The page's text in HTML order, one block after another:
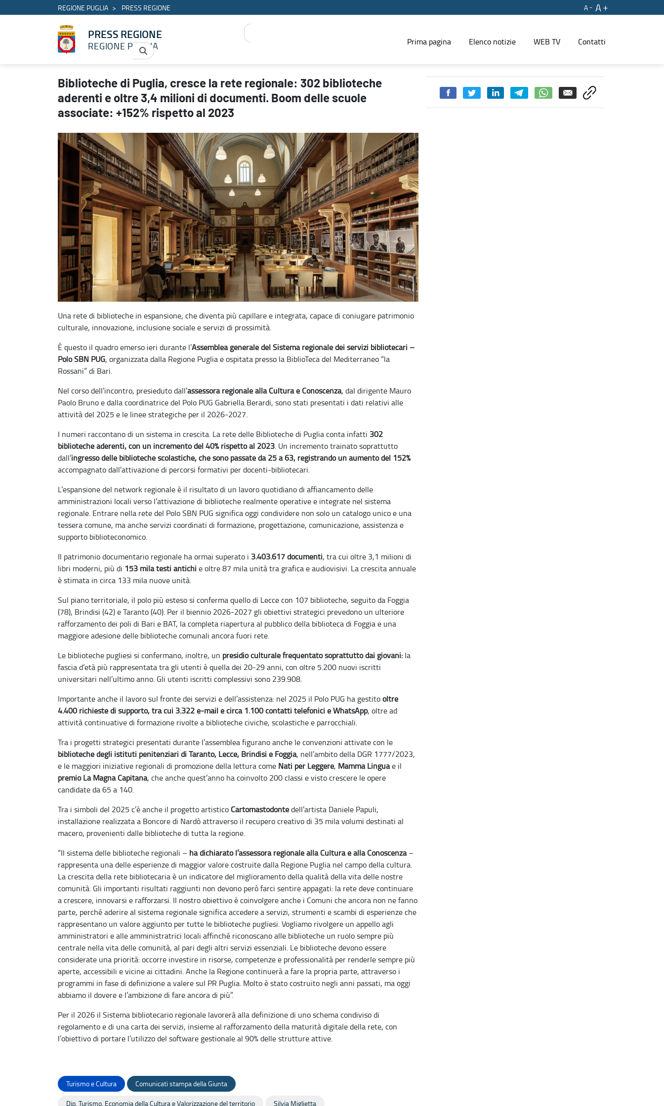
REGIONE PUGLIA PRESS REGIONE A
A
PRESS REGIONE
REGIONE PUGLIA Prima pagina Elenco notizie WEB TV Contatti
Biblioteche di Puglia, cresce la rete regionale: 302 biblioteche aderenti e oltre 3,4 milioni di documenti. Boom delle scuole associate: +152% rispetto al 2023 - PRESS REGIONE
Biblioteche di Puglia, cresce la rete regionale: 302 biblioteche
aderenti e oltre 3,4 milioni di documenti. Boom delle scuole
associate: +152% rispetto al 2023
Una rete di biblioteche in espansione, che diventa più capillare e integrata, capace di coniugare patrimonio
culturale, innovazione, inclusione sociale e servizi di prossimità.
È questo il quadro emerso ieri durante l’Assemblea generale del Sistema regionale dei servizi bibliotecari –
Polo SBN PUG, organizzata dalla Regione Puglia e ospitata presso la BiblioTeca del Mediterraneo “la
Rossani” di Bari.
Nel corso dell’incontro, presieduto dall’assessora regionale alla Cultura e Conoscenza, dal dirigente Mauro
Paolo Bruno e dalla coordinatrice del Polo PUG Gabriella Berardi, sono stati presentati i dati relativi alle
attività del 2025 e le linee strategiche per il 2026-2027.
I numeri raccontano di un sistema in crescita. La rete delle Biblioteche di Puglia conta infatti 302
biblioteche aderenti, con un incremento del 40% rispetto al 2023. Un incremento trainato soprattutto
dall’ingressodelle biblioteche scolastiche, che sono passate da 25 a 63, registrando un aumento del 152%
accompagnato dall’attivazione di percorsi formativi per docenti-bibliotecari.
L’espansione del network regionale è il risultato di un lavoro quotidiano di affiancamento delle
amministrazioni locali verso l’attivazione di biblioteche realmente operative e integrate nel sistema
regionale. Entrare nella rete del Polo SBN PUG significa oggi condividere non solo un catalogo unico e una
tessera comune, ma anche servizi coordinati di formazione, progettazione, comunicazione, assistenza e
supporto biblioteconomico.
Il patrimonio documentario regionale ha ormai superato i 3.403.617 documenti, tra cui oltre 3,1 milioni di
libri moderni, più di 153 mila testi antichi e oltre 87 mila unità tra grafica e audiovisivi. La crescita annuale
è stimata in circa 133 mila nuove unità.
Sul piano territoriale, il polo più esteso si conferma quello di Lecce con 107 biblioteche, seguito da Foggia
(78), Brindisi (42) e Taranto (40). Per il biennio 2026-2027 gli obiettivi strategici prevedono un ulteriore
rafforzamento dei poli di Bari e BAT, la completa riapertura al pubblico della biblioteca di Foggia e una
maggiore adesione delle biblioteche comunali ancora fuori rete.
Le biblioteche pugliesi si confermano, inoltre, un presidio culturale frequentato soprattutto dai giovani: la
fascia d’età più rappresentata tra gli utenti è quella dei 20-29 anni, con oltre 5.200 nuovi iscritti
universitari nell’ultimo anno. Gli utenti iscritti complessivi sono 239.908.
Importante anche il lavoro sul fronte dei servizi e dell’assistenza: nel 2025 il Polo PUG ha gestitooltre
4.400 richieste di supporto, tra cui 3.322 e-mail e circa 1.100 contatti telefonici e WhatsApp, oltre ad
attività continuative di formazione rivolte a biblioteche civiche, scolastiche e parrocchiali.
Tra i progetti strategici presentati durante l’assemblea figurano anche le convenzioni attivate con le
biblioteche degli istituti penitenziari di Taranto, Lecce, Brindisi e Foggia, nell’ambito della DGR 1777/2023,
e le maggiori iniziative regionali di promozione della lettura come Nati per Leggere, Mamma Linguae il
premio La Magna Capitana, che anche quest’anno ha coinvolto 200 classi e visto crescere le opere
candidate da 65 a 140.
Tra i simboli del 2025 c’è anche il progetto artistico Cartomastodontedell’artista Daniele Papuli,
installazione realizzata a Boncore di Nardò attraverso il recupero creativo di 35 mila volumi destinati al
macero, provenienti dalle biblioteche di tutta la regione.
“Il sistema delle biblioteche regionali – ha dichiarato l’assessora regionale alla Cultura e alla Conoscenza–
rappresenta una delle esperienze di maggior valore costruite dalla Regione Puglia nel campo della cultura.
La crescita della rete bibliotecaria è un indicatore del miglioramento della qualità della vita delle nostre
comunità. Gli importanti risultati raggiunti non devono però farci sentire appagati: la rete deve continuare
a crescere, innovarsi e rafforzarsi. Il nostro obiettivo è coinvolgere anche i Comuni che ancora non ne fanno
parte, perché aderire al sistema regionale significa accedere a servizi, strumenti e scambi di esperienze che
rappresentano un valore aggiunto per tutte le biblioteche pugliesi. Vogliamo rivolgere un appello agli
amministratori e alle amministratrici locali affinché riconoscano alle biblioteche un ruolo sempre più
centrale nella vita delle comunità, al pari degli altri servizi essenziali. Le biblioteche devono essere
considerate una priorità: occorre investire in risorse, competenze e professionalità per renderle sempre più
aperte, accessibili e vicine ai cittadini. Anche la Regione continuerà a fare la propria parte, attraverso i
programmi in fase di definizione a valere sul PR Puglia. Molto è stato costruito negli anni passati, ma oggi
abbiamo il dovere e l’ambizione di fare ancora di più”.
Per il 2026 il Sistema bibliotecario regionale lavorerà alla definizione di uno schema condiviso di
regolamento e di una carta dei servizi, insieme al rafforzamento della maturità digitale della rete, con
l’obiettivo di portare l’utilizzo del software gestionale al 90% delle strutture attive.
Turismo e Cultura Comunicati stampa della Giunta
Dip. Turismo, Economia della Cultura e Valorizzazione del territorio Silvia Miglietta